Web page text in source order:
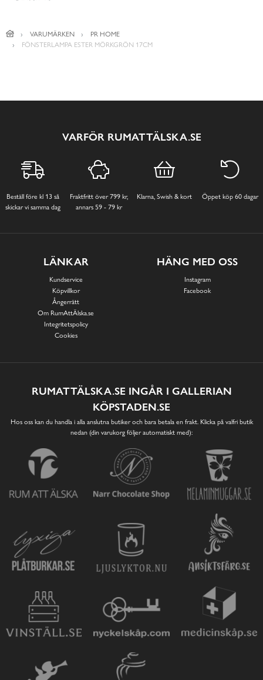
VARUMÄRKEN
PR HOME
FÖNSTERLAMPA ESTER MÖRKGRÖN 17CM
VARFÖR RUMATTÄLSKA.SE
Beställ före kl 13 så
skickar vi samma dag
Fraktfritt över 799 kr,
annars 59 - 79 kr
Klarna, Swish & kort Öppet köp 60 dagar
LÄNKAR
Kundservice
Köpvillkor
Ångerrätt
Om RumAttÄlska.se
Integritetspolicy
Cookies
HÄNG MED OSS
Instagram
Facebook
RUMATTÄLSKA.SE INGÅR I GALLERIAN
KÖPSTADEN.SE
Hos oss kan du handla i alla anslutna butiker och bara betala en frakt. Klicka på valfri butik
nedan (din varukorg följer automatiskt med):